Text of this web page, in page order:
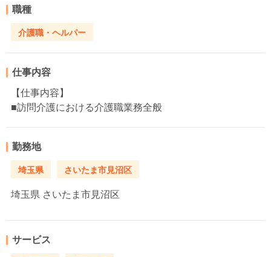
職種
介護職・ヘルパー
仕事内容
【仕事内容】
■訪問介護における介護職業務全般
勤務地
埼玉県 さいたま市見沼区
埼玉県 さいたま市見沼区
サービス